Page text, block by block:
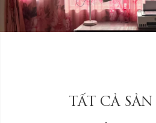
TẤT CẢ